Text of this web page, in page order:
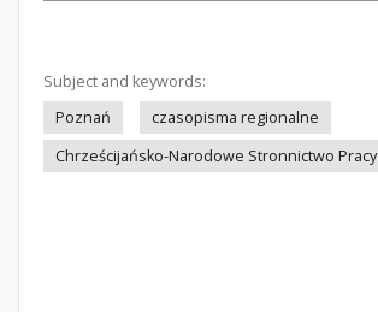
Subject and keywords:
Poznań
czasopisma regionalne
Chrześcijańsko-Narodowe Stronnictwo Pracy